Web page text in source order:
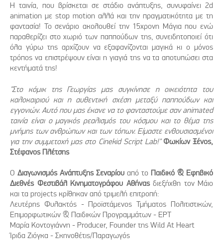
Η ταινία, που βρίσκεται σε στάδιο ανάπτυξης, συνυφαίνει 2d
animation με stop motion αλλά και την πραγματικότητα με τη
φαντασία! Το σενάριο ακολουθεί την 15χρονη Μάγια που ενώ
παραθερίζει στο χωριό των παππούδων της, συνειδητοποιεί ότι
όλα γύρω της αρχίζουν να εξαφανίζονται μαγικά κι ο μόνος
τρόπος να επιστρέψουν είναι η γιαγιά της να τα αποτυπώσει στα
κεντήματά της!
"Στο κόμικ της Γεωργίας μας συγκίνησε η οικειότητα του
καλοκαιριού και η αυθεντική σχέση μεταξύ παππούδων και
εγγονιών. Αυτό που μας έκανε να το φανταστούμε σαν animated
ταινία είναι ο μαγικός ρεαλισμός του κόσμου και το θέμα της
μνήμης των ανθρώπων και των τόπων. Είμαστε ενθουσιασμένοι
για την συμμετοχή μας στο Cinekid Script Lab!" Φωκίων Ξένος,
Στέφανος Πλέτσης
Ο Διαγωνισμός Ανάπτυξης Σεναρίου από το Παιδικό & Εφηβικό
Διεθνές Φεστιβάλ Κινηματογράφου Αθήναςδιεξήχθη τον Μάιο
και τα projects κρίθηκαν από τριμελή επιτροπή:
Λευτέρης Φυλακτός - Προϊστάμενος Τμήματος Πολιτιστικών,
Επιμορφωτικών & Παιδικών Προγραμμάτων - EΡT
Μαρία Κοντογιάννη - Producer, Founder της Wild At Heart
Ίριδα Ζιόγκα - Σκηνοθέτις/Παραγωγός